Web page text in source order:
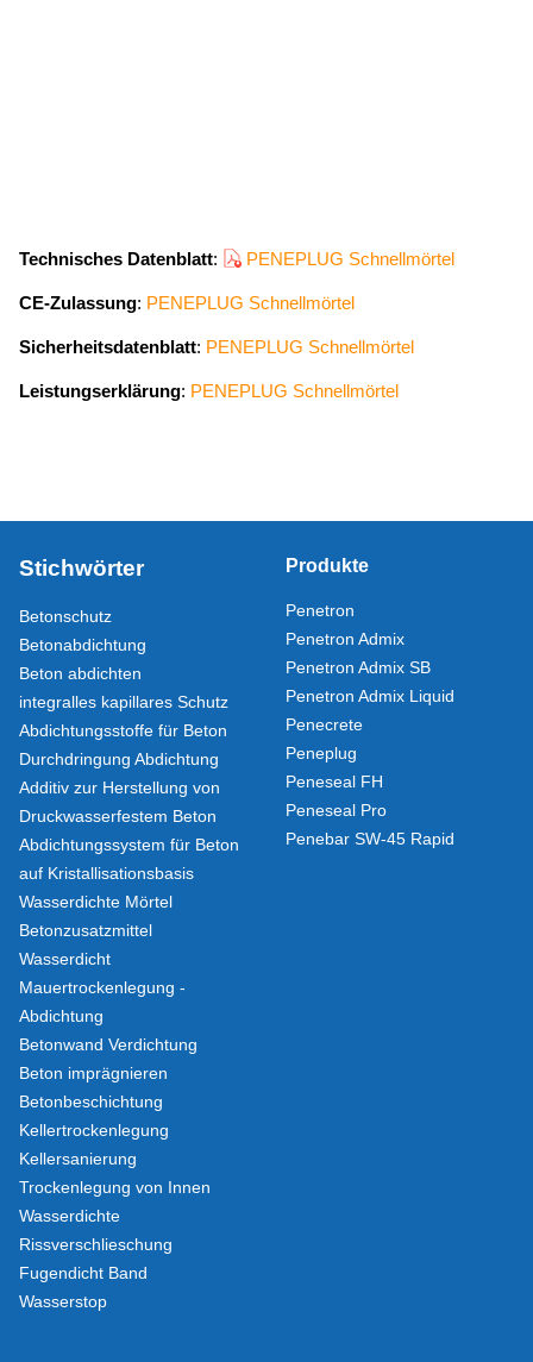
Technisches Datenblatt: PENEPLUG Schnellmörtel
CE-Zulassung: PENEPLUG Schnellmörtel
Sicherheitsdatenblatt: PENEPLUG Schnellmörtel
Leistungserklärung: PENEPLUG Schnellmörtel
Stichwörter
Betonschutz
Betonabdichtung
Beton abdichten
integralles kapillares Schutz
Abdichtungsstoffe für Beton
Durchdringung Abdichtung
Additiv zur Herstellung von
Druckwasserfestem Beton
Abdichtungssystem für Beton
auf Kristallisationsbasis
Wasserdichte Mörtel
Betonzusatzmittel
Wasserdicht
Mauertrockenlegung -
Abdichtung
Betonwand Verdichtung
Beton imprägnieren
Betonbeschichtung
Kellertrockenlegung
Kellersanierung
Trockenlegung von Innen
Wasserdichte
Rissverschlieschung
Fugendicht Band
Wasserstop
Produkte
Penetron
Penetron Admix
Penetron Admix SB
Penetron Admix Liquid
Penecrete
Peneplug
Peneseal FH
Peneseal Pro
Penebar SW-45 Rapid